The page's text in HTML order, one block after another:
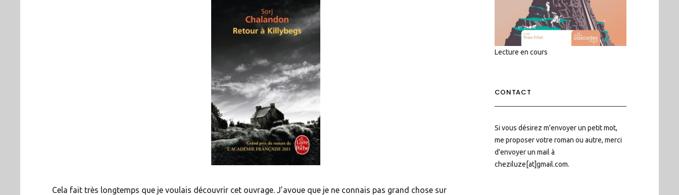
Cela fait très longtemps que je voulais découvrir cet ouvrage. J’avoue que je ne connais pas grand chose sur
Lecture en cours
CONTACT
Si vous désirez m'envoyer un petit mot,
me proposer votre roman ou autre, merci
d'envoyer un mail à
cheziluze[at]gmail.com.